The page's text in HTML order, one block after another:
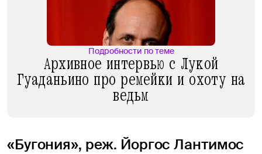
Подробности по теме
Архивное интервью с Лукой
Гуаданьино про ремейки и охоту на
ведьм
«Бугония», реж. Йоргос Лантимос